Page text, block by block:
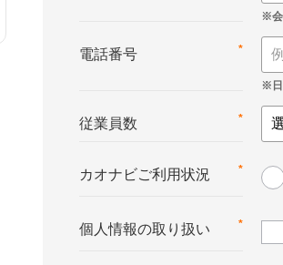
*
電話番号
*
従業員数
*
カオナビご利用状況
*
個人情報の取り扱い